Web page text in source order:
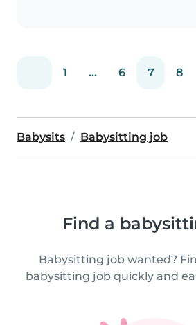
1 ... 6 7 8
Babysits Babysitting job
Find a
Babysitting job wanted?
babysitting job quickly and